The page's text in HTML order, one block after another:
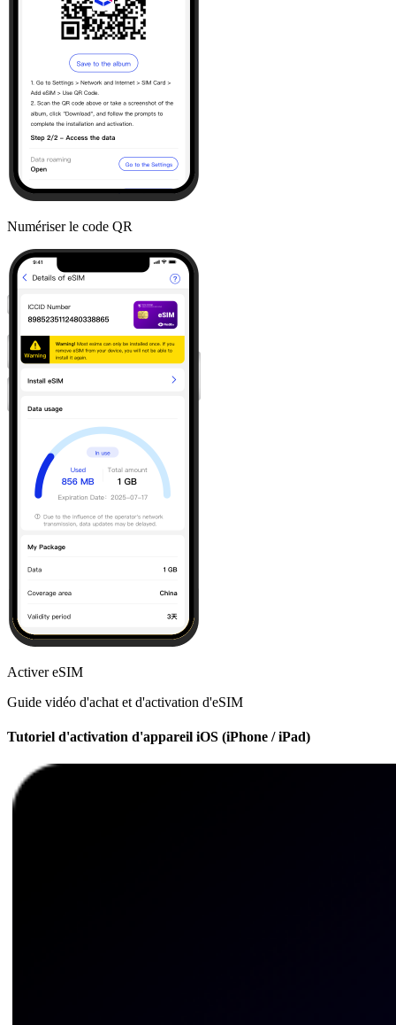
Numériser le code QR
Activer eSIM
Guide vidéo d'achat et d'activation d'eSIM
Tutoriel d'activation d'appareil iOS (iPhone / iPad)